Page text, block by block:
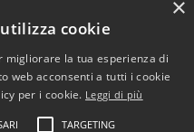
Copyright © 2026 • Comune di
×
cookie
migliorare la tua esperienza di
web acconsenti a tutti i cookie
per i cookie. Leggi di più
TARGETING